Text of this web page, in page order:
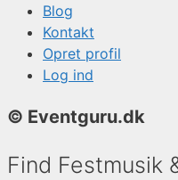
Blog
Kontakt
Opret profil
Log ind
© Eventguru.dk
Find Festmusik